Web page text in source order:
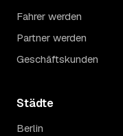
Fahrer werden
Partner werden
Geschäftskunden
Städte
Berlin